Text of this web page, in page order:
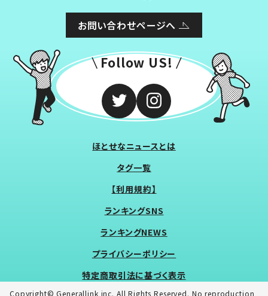
お問い合わせページへ
Follow US!
ほとせなニュースとは
タグ一覧
【利用規約】
ランキングSNS
ランキングNEWS
プライバシーポリシー
特定商取引法に基づく表示
Copyright© Generallink inc. All Rights Reserved. No reproduction